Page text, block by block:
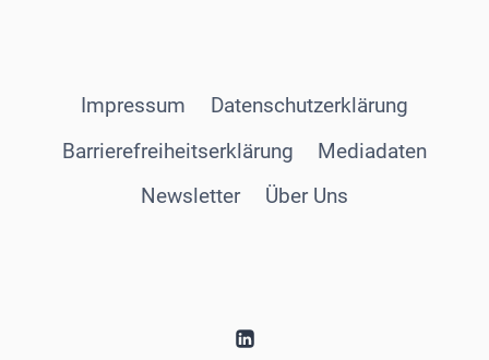
Impressum
Datenschutzerklärung
Barrierefreiheitserklärung
Mediadaten
Newsletter
Über Uns